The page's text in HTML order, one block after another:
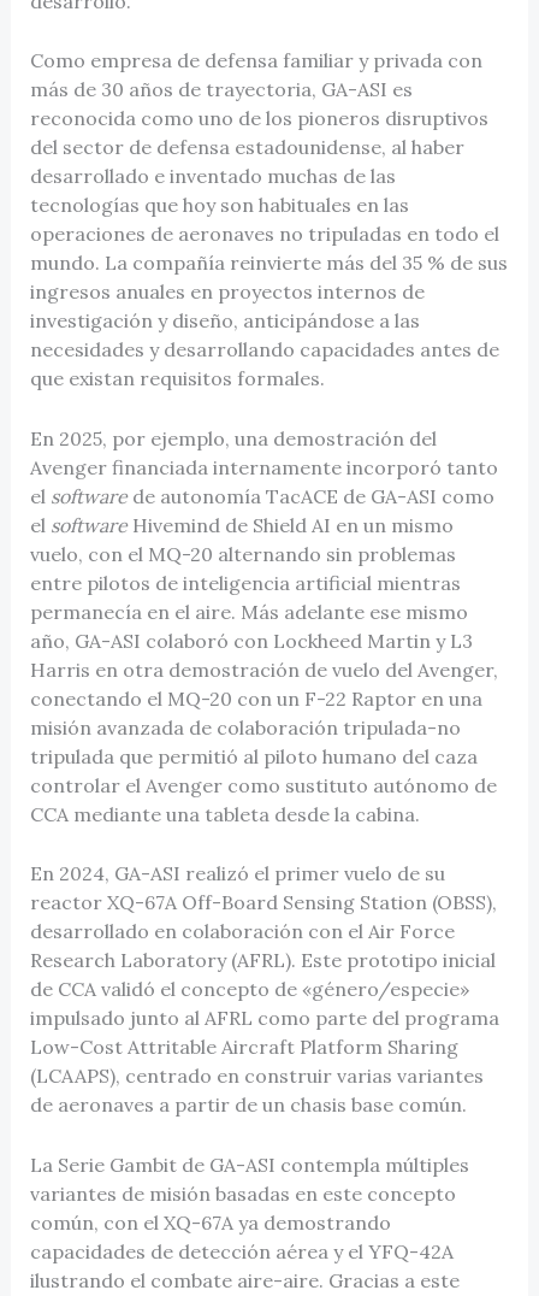
Como empresa de defensa familiar y privada con
más de 30 años de trayectoria, GA-ASI es
reconocida como uno de los pioneros disruptivos
del sector de defensa estadounidense, al haber
desarrollado e inventado muchas de las
tecnologías que hoy son habituales en las
operaciones de aeronaves no tripuladas en todo el
mundo. La compañía reinvierte más del 35 % de sus
ingresos anuales en proyectos internos de
investigación y diseño, anticipándose a las
necesidades y desarrollando capacidades antes de
que existan requisitos formales.
En 2025, por ejemplo, una demostración del
Avenger financiada internamente incorporó tanto
el software de autonomía TacACE de GA-ASI como
el softwareHivemind de Shield AI en un mismo
vuelo, con el MQ-20 alternando sin problemas
entre pilotos de inteligencia artificial mientras
permanecía en el aire. Más adelante ese mismo
año, GA-ASI colaboró con Lockheed Martin y L3
Harris en otra demostración de vuelo del Avenger,
conectando el MQ-20 con un F-22 Raptor en una
misión avanzada de colaboración tripulada-no
tripulada que permitió al piloto humano del caza
controlar el Avenger como sustituto autónomo de
CCA mediante una tableta desde la cabina.
En 2024, GA-ASI realizó el primer vuelo de su
reactor XQ-67A Off-Board Sensing Station (OBSS),
desarrollado en colaboración con el Air Force
Research Laboratory (AFRL). Este prototipo inicial
de CCA validó el concepto de «género/especie»
impulsado junto al AFRL como parte del programa
Low-Cost Attritable Aircraft Platform Sharing
(LCAAPS), centrado en construir varias variantes
de aeronaves a partir de un chasis base común.
La Serie Gambit de GA-ASI contempla múltiples
variantes de misión basadas en este concepto
común, con el XQ-67A ya demostrando
capacidades de detección aérea y el YFQ-42A
ilustrando el combate aire-aire. Gracias a este